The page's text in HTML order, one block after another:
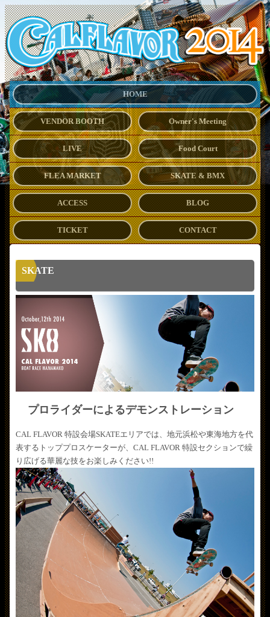
HOME
VENDOR BOOTH Owner's Meeting
LIVE Food Court
FLEA MARKET SKATE & BMX
ACCESS BLOG
TICKET CONTACT
SKATE
プロライダーによるデモンストレーション
CAL FLAVOR 特設会場SKATEエリアでは、地元浜松や東海地方を代
表するトッププロスケーターが、CAL FLAVOR 特設セクションで繰
り広げる華麗な技をお楽しみください!!